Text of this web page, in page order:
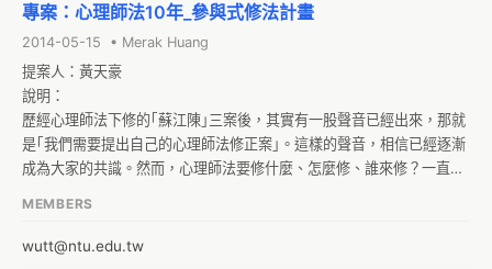
專案：心理師法10年_參與式修法計畫
2014-05-15 • Merak Huang
提案人：黃天豪
說明：
歷經心理師法下修的｢蘇江陳｣三案後，其實有一股聲音已經出來，那就
是｢我們需要提出自己的心理師法修正案｣。這樣的聲音，相信已經逐漸
成為大家的共識。然而，心理師法要修什麼、怎麼修、誰來修？一直是
會議，討論心理師法10年以來，是否需要共同合作來修改的議題；只是
MEMBERS
wutt@ntu.edu.tw